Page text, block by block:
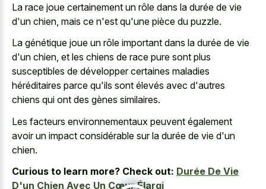
La race joue certainement un rôle dans la durée de vie
d'un chien, mais ce n'est qu'une pièce du puzzle.
La génétique joue un rôle important dans la durée de vie
d'un chien, et les chiens de race pure sont plus
susceptibles de développer certaines maladies
héréditaires parce qu'ils sont élevés avec d'autres
chiens qui ont des gènes similaires.
Les facteurs environnementaux peuvent également
avoir un impact considérable sur la durée de vie d'un
chien.
Curious to learn more? Check out: Durée De Vie
D'un Chien Avec Un Cœur Élargi